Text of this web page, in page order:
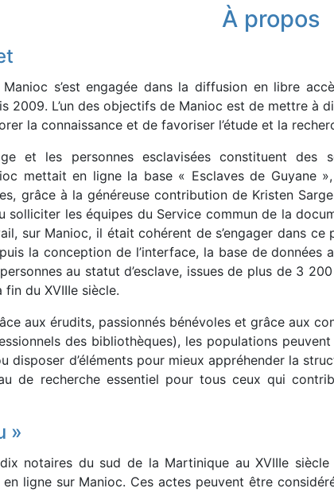
À propos
s’est engagée dans la diffusion en libre
2009. L’un des objectifs de Manioc est de mettre
la connaissance et de favoriser l’étude et la
et les personnes esclavisées constituent des
mettait en ligne la base « Esclaves de Guyane
grâce à la généreuse contribution de Kristen
solliciter les équipes du Service commun de la
sur Manioc, il était cohérent de s’engager dans
la conception de l’interface, la base de
au statut d’esclave, issues de plus de 3
du XVIIIe siècle.
aux érudits, passionnés bénévoles et grâce aux
des bibliothèques), les populations
disposer d’éléments pour mieux appréhender la
de recherche essentiel pour tous ceux qui
»
notaires du sud de la Martinique au XVIIIe
ligne sur Manioc. Ces actes peuvent être